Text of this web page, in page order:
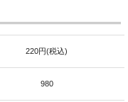
220円(税込)
980